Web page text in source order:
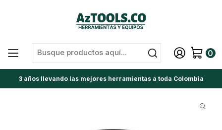
0
3 años llevando las mejores herramientas a toda Colombia